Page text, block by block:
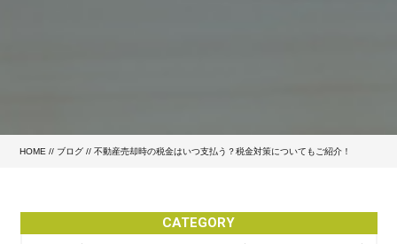
HOME // ブログ // 不動産売却時の税金はいつ支払う？税金対策についてもご紹介！
CATEGORY